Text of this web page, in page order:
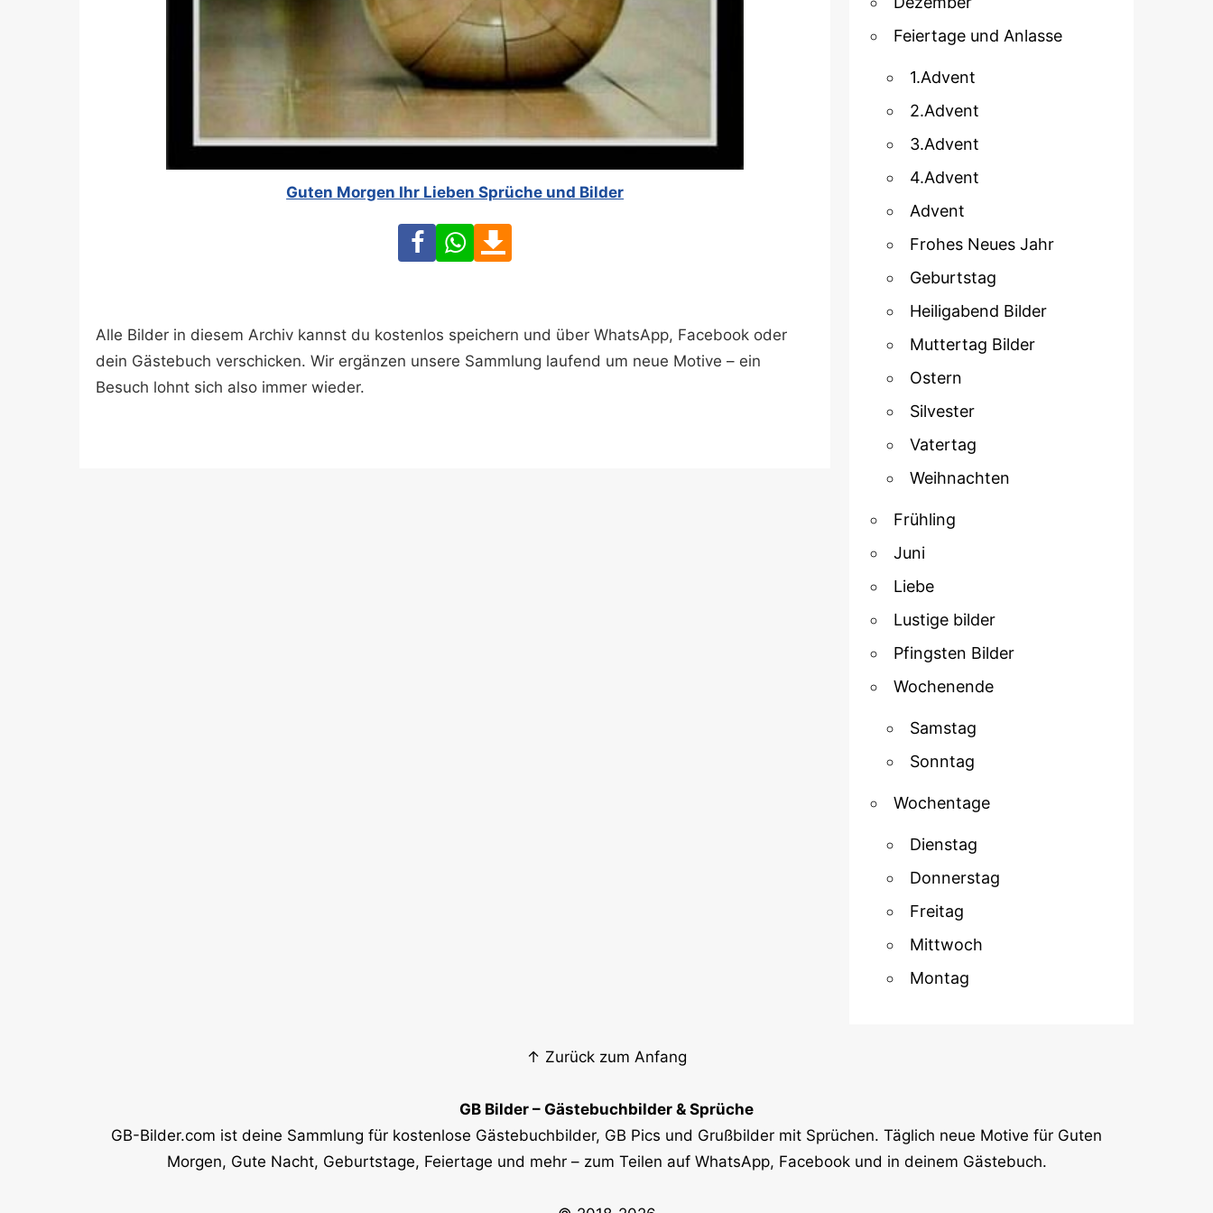
Guten Morgen Ihr Lieben Sprüche und Bilder
FacebookWhatsApp
Alle Bilder in diesem Archiv kannst du kostenlos speichern und über WhatsApp, Facebook oder
dein Gästebuch verschicken. Wir ergänzen unsere Sammlung laufend um neue Motive – ein
Besuch lohnt sich also immer wieder.
Feiertage und Anlasse
1.Advent
2.Advent
3.Advent
4.Advent
Advent
Frohes Neues Jahr
Geburtstag
Heiligabend Bilder
Muttertag Bilder
Ostern
Silvester
Vatertag
Weihnachten
Frühling
Juni
Liebe
Lustige bilder
Pfingsten Bilder
Wochenende
Samstag
Sonntag
Wochentage
Dienstag
Donnerstag
Freitag
Mittwoch
Montag
↑ Zurück zum Anfang
GB Bilder – Gästebuchbilder & Sprüche
GB-Bilder.com ist deine Sammlung für kostenlose Gästebuchbilder, GB Pics und Grußbilder mit Sprüchen. Täglich neue Motive für Guten
Morgen, Gute Nacht, Geburtstage, Feiertage und mehr – zum Teilen auf WhatsApp, Facebook und in deinem Gästebuch.